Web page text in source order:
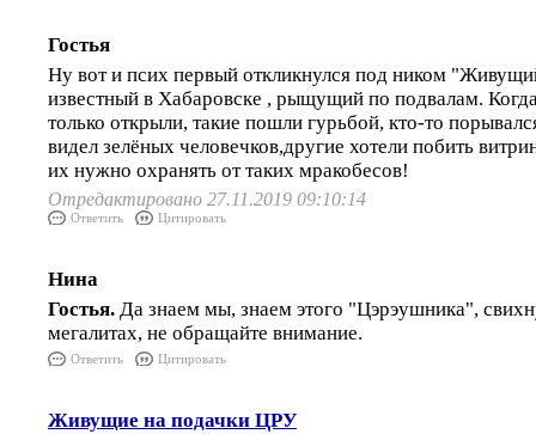
Гостья
Ну вот и псих первый откликнулся под ником
известный в Хабаровске , рыщущий по подвалам.
только открыли, такие пошли гурьбой, кто-то
видел зелёных человечков,другие хотели побить
их нужно охранять от таких мракобесов!
Отредактировано 27.11.2019 09:10:14
Ответить Цитировать
Нина
Гостья. Да знаем мы, знаем этого "Цэрэушника",
мегалитах, не обращайте внимание.
Ответить Цитировать
Живущие на подачки ЦРУ